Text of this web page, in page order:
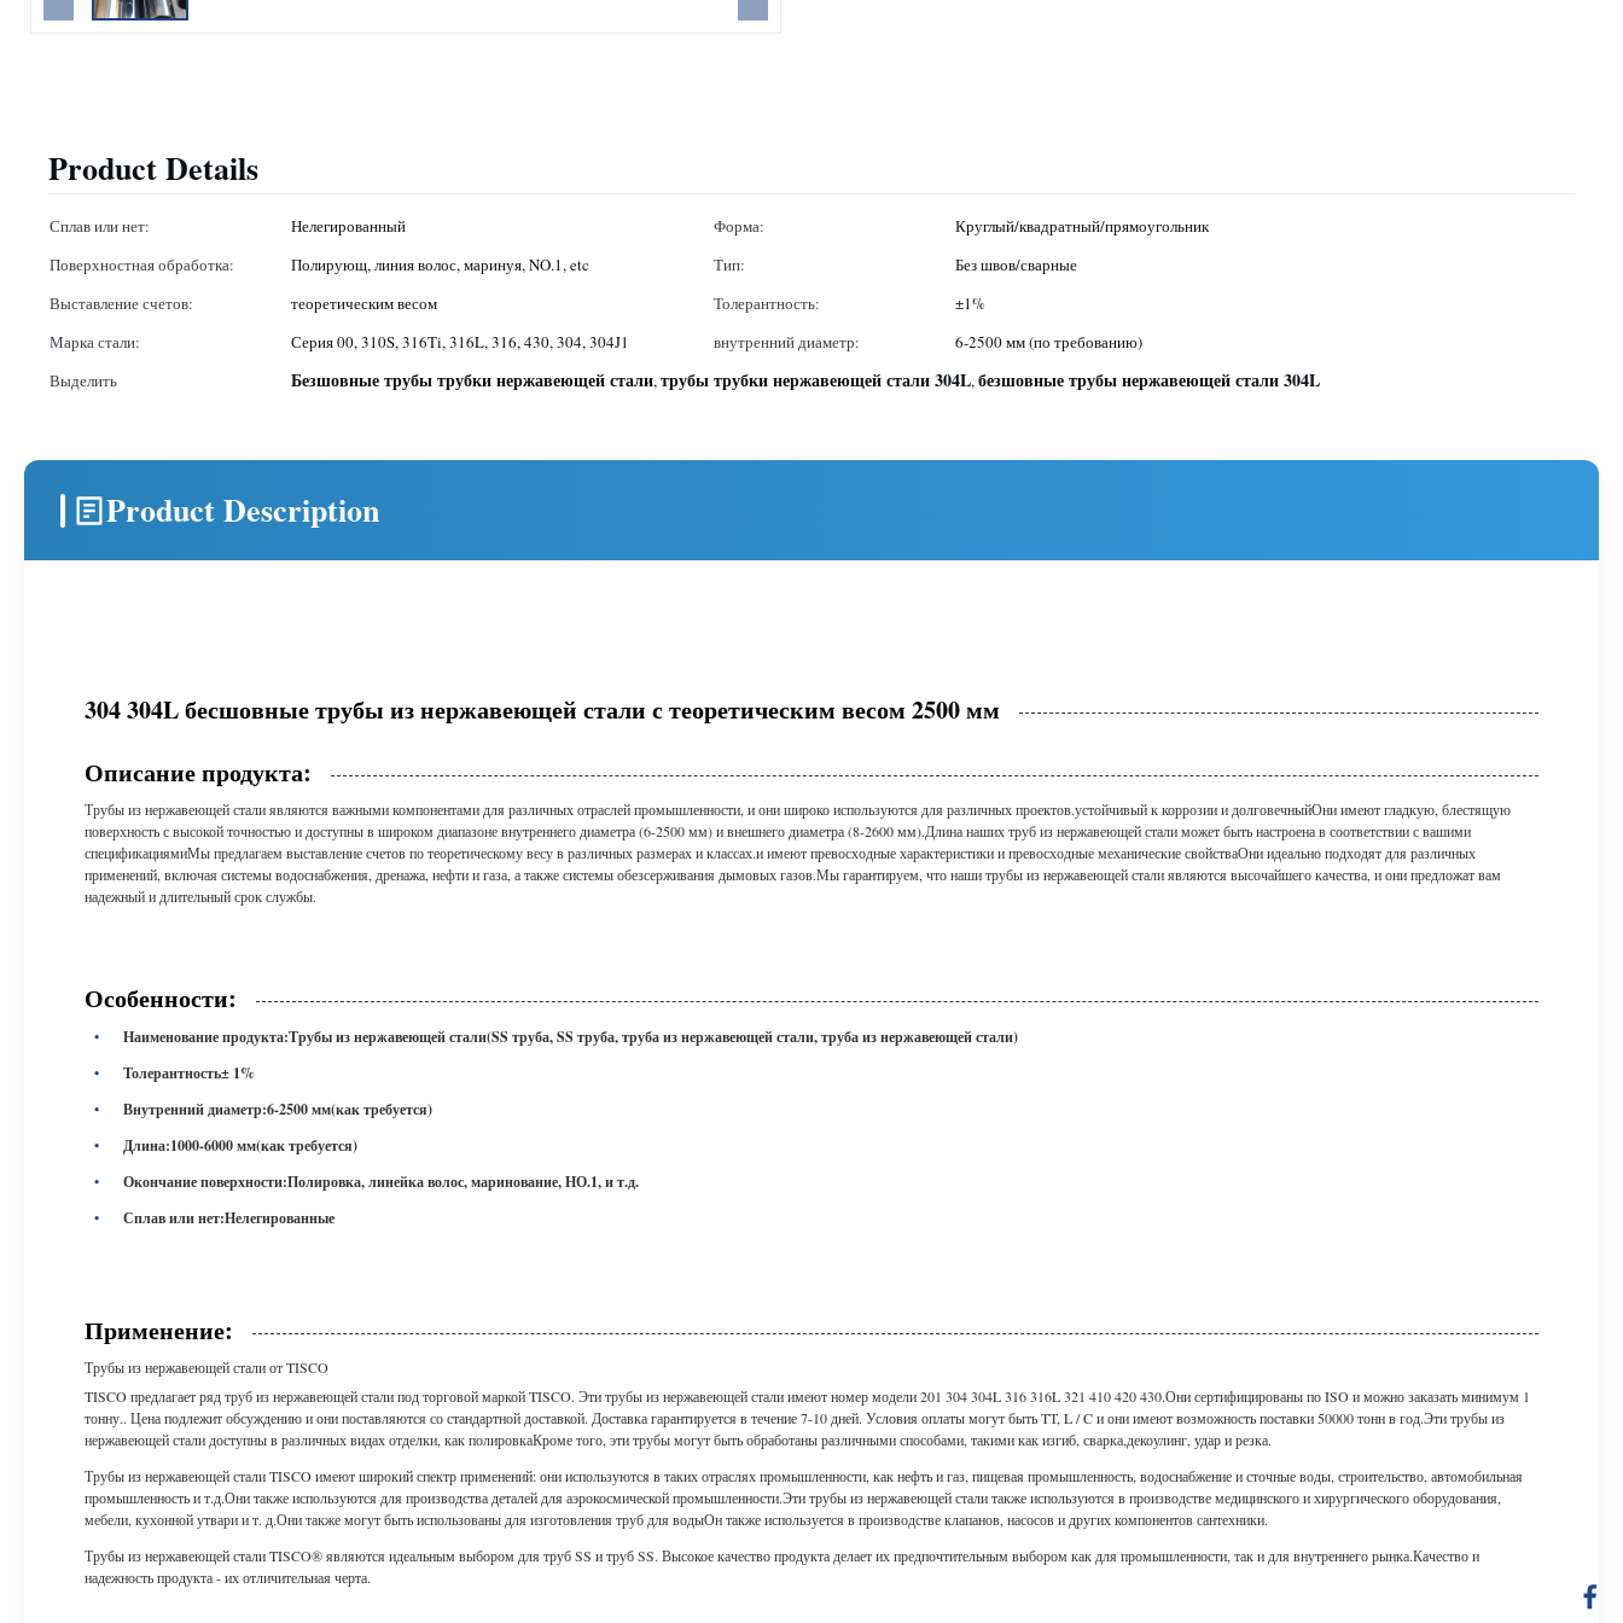
Product Details
Сплав или нет: Нелегированный Форма:
Круглый/квадратный/прямоугольник
Поверхностная обработка:
Полирующ, линия волос, маринуя, NO.1, etc Тип:
Без швов/сварные
Выставление счетов:
теоретическим весом Толерантность:
±1%
Марка стали:
Серия 00, 310S, 316Ti, 316L, 316, 430, 304, 304J1 внутренний диаметр:
6-2500 мм (по требованию)
Выделить
Безшовные трубы трубки нержавеющей стали,трубы трубки нержавеющей стали 304L,безшовные трубы нержавеющей стали 304L
Product Description
304 304L бесшовные трубы из нержавеющей стали с теоретическим весом 2500 мм
Описание продукта:
Трубы из нержавеющей стали являются важными компонентами для различных отраслей промышленности, и они широко используются для различных проектов.устойчивый к коррозии и долговечныйОни имеют гладкую, блестящую
поверхность с высокой точностью и доступны в широком диапазоне внутреннего диаметра (6-2500 мм) и внешнего диаметра (8-2600 мм).Длина наших труб из нержавеющей стали может быть настроена в соответствии с вашими
спецификациямиМы предлагаем выставление счетов по теоретическому весу в различных размерах и классах.и имеют превосходные характеристики и превосходные механические свойстваОни идеально подходят для различных
применений, включая системы водоснабжения, дренажа, нефти и газа, а также системы обезсерживания дымовых газов.Мы гарантируем, что наши трубы из нержавеющей стали являются высочайшего качества, и они предложат вам
надежный и длительный срок службы.
Особенности:
Наименование продукта:Трубы из нержавеющей стали(SS труба, SS труба, труба из нержавеющей стали, труба из нержавеющей стали)
Толерантность± 1%
Внутренний диаметр:6-2500 мм(как требуется)
Длина:1000-6000 мм(как требуется)
Окончание поверхности:Полировка, линейка волос, маринование, НО.1, и т.д.
Сплав или нет:Нелегированные
Применение:
Трубы из нержавеющей стали от TISCO
TISCO предлагает ряд труб из нержавеющей стали под торговой маркой TISCO. Эти трубы из нержавеющей стали имеют номер модели 201 304 304L 316 316L 321 410 420 430.Они сертифицированы по ISO и можно заказать минимум 1
тонну.. Цена подлежит обсуждению и они поставляются со стандартной доставкой. Доставка гарантируется в течение 7-10 дней. Условия оплаты могут быть TT, L / C и они имеют возможность поставки 50000 тонн в год.Эти трубы из
нержавеющей стали доступны в различных видах отделки, как полировкаКроме того, эти трубы могут быть обработаны различными способами, такими как изгиб, сварка,декоулинг, удар и резка.
Трубы из нержавеющей стали TISCO имеют широкий спектр применений: они используются в таких отраслях промышленности, как нефть и газ, пищевая промышленность, водоснабжение и сточные воды, строительство, автомобильная
промышленность и т.д.Они также используются для производства деталей для аэрокосмической промышленности.Эти трубы из нержавеющей стали также используются в производстве медицинского и хирургического оборудования,
мебели, кухонной утвари и т. д.Они также могут быть использованы для изготовления труб для водыОн также используется в производстве клапанов, насосов и других компонентов сантехники.
Трубы из нержавеющей стали TISCO® являются идеальным выбором для труб SS и труб SS. Высокое качество продукта делает их предпочтительным выбором как для промышленности, так и для внутреннего рынка.Качество и
надежность продукта - их отличительная черта.